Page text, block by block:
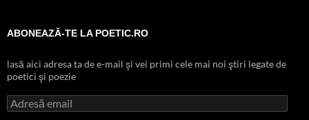
ABONEAZĂ-TE LA POETIC.RO
lasă aici adresa ta de e-mail şi vei primi cele mai noi ştiri legate de
poetici şi poezie
Adresă
email